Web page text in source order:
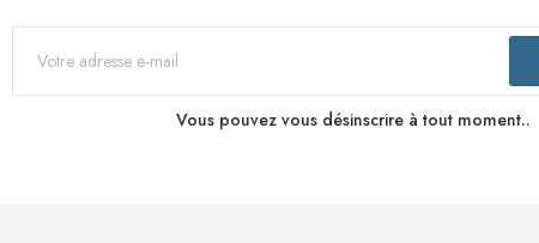
Vous pouvez vous désinscrire à tout moment..